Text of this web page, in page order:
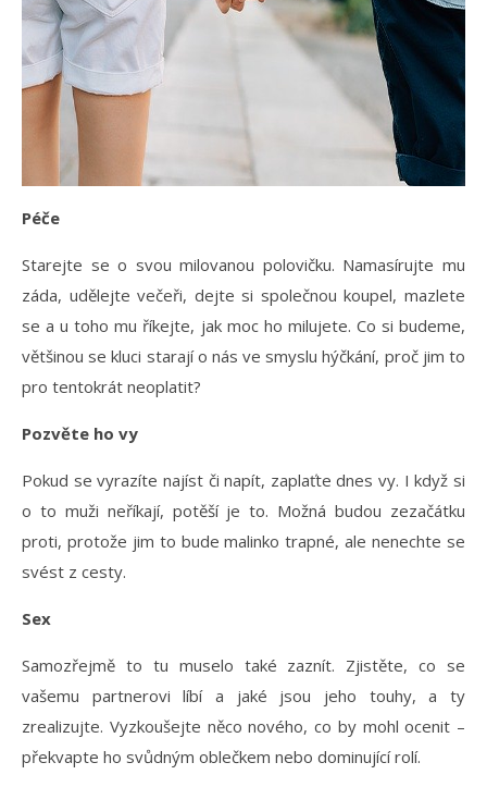
Péče
Starejte se o svou milovanou polovičku. Namasírujte mu
záda, udělejte večeři, dejte si společnou koupel, mazlete
se a u toho mu říkejte, jak moc ho milujete. Co si budeme,
většinou se kluci starají o nás ve smyslu hýčkání, proč jim to
pro tentokrát neoplatit?
Pozvěte ho vy
Pokud se vyrazíte najíst či napít, zaplaťte dnes vy. I když si
o to muži neříkají, potěší je to. Možná budou zezačátku
proti, protože jim to bude malinko trapné, ale nenechte se
svést z cesty.
Sex
Samozřejmě to tu muselo také zaznít. Zjistěte, co se
vašemu partnerovi líbí a jaké jsou jeho touhy, a ty
zrealizujte. Vyzkoušejte něco nového, co by mohl ocenit –
překvapte ho svůdným oblečkem nebo dominující rolí.